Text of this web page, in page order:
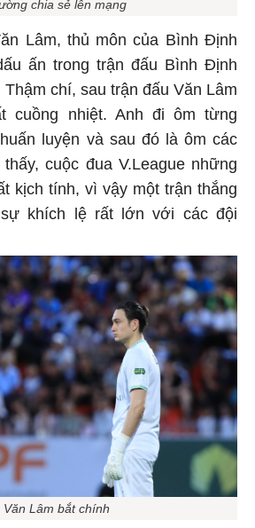
chia sẻ lên mạng
Lâm, thủ môn của Bình Định
ấn trong trận đấu Bình Định
chí, sau trận đấu Văn Lâm
cuồng nhiệt. Anh đi ôm từng
luyện và sau đó là ôm các
cuộc đua V.League những
kịch tính, vì vậy một trận thắng
khích lệ rất lớn với các đội
Văn Lâm bắt chính